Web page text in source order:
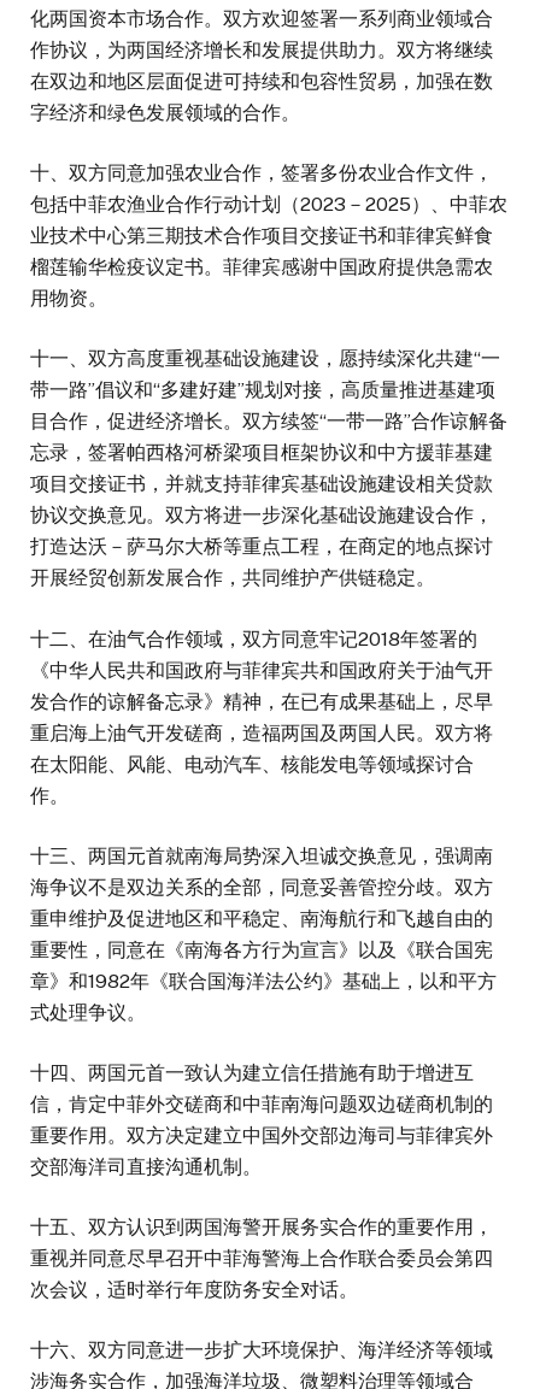
化两国资本市场合作。双方欢迎签署一系列商业领域合
作协议，为两国经济增长和发展提供助力。双方将继续
在双边和地区层面促进可持续和包容性贸易，加强在数
字经济和绿色发展领域的合作。
十、双方同意加强农业合作，签署多份农业合作文件，
包括中菲农渔业合作行动计划（2023－2025）、中菲农
业技术中心第三期技术合作项目交接证书和菲律宾鲜食
榴莲输华检疫议定书。菲律宾感谢中国政府提供急需农
用物资。
十一、双方高度重视基础设施建设，愿持续深化共建“一
带一路”倡议和“多建好建”规划对接，高质量推进基建项
目合作，促进经济增长。双方续签“一带一路”合作谅解备
忘录，签署帕西格河桥梁项目框架协议和中方援菲基建
项目交接证书，并就支持菲律宾基础设施建设相关贷款
协议交换意见。双方将进一步深化基础设施建设合作，
打造达沃－萨马尔大桥等重点工程，在商定的地点探讨
开展经贸创新发展合作，共同维护产供链稳定。
十二、在油气合作领域，双方同意牢记2018年签署的
《中华人民共和国政府与菲律宾共和国政府关于油气开
发合作的谅解备忘录》精神，在已有成果基础上，尽早
重启海上油气开发磋商，造福两国及两国人民。双方将
在太阳能、风能、电动汽车、核能发电等领域探讨合
作。
十三、两国元首就南海局势深入坦诚交换意见，强调南
海争议不是双边关系的全部，同意妥善管控分歧。双方
重申维护及促进地区和平稳定、南海航行和飞越自由的
重要性，同意在《南海各方行为宣言》以及《联合国宪
章》和1982年《联合国海洋法公约》基础上，以和平方
式处理争议。
十四、两国元首一致认为建立信任措施有助于增进互
信，肯定中菲外交磋商和中菲南海问题双边磋商机制的
重要作用。双方决定建立中国外交部边海司与菲律宾外
交部海洋司直接沟通机制。
十五、双方认识到两国海警开展务实合作的重要作用，
重视并同意尽早召开中菲海警海上合作联合委员会第四
次会议，适时举行年度防务安全对话。
十六、双方同意进一步扩大环境保护、海洋经济等领域
涉海务实合作，加强海洋垃圾、微塑料治理等领域合